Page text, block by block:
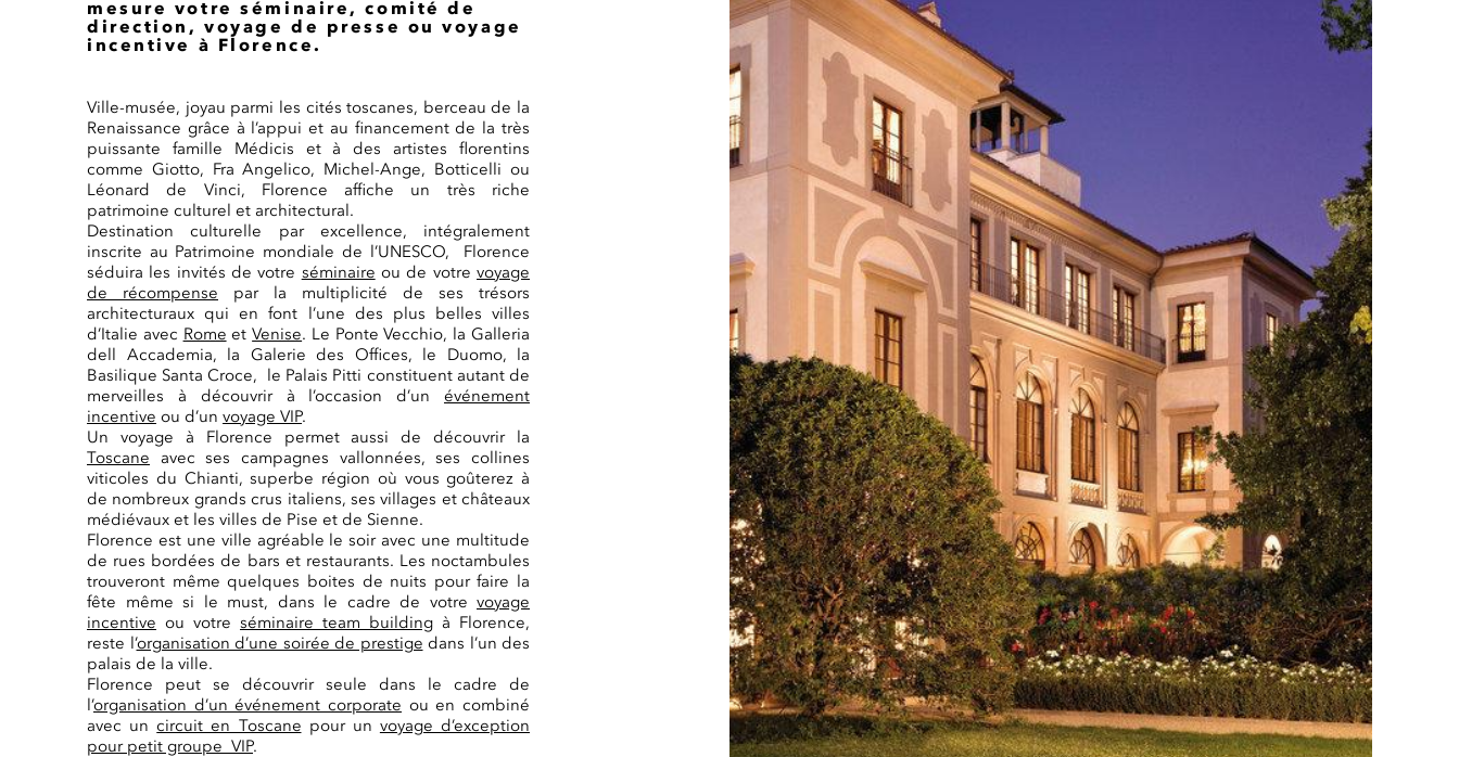
mesure votre séminaire, comité de
direction, voyage de presse ou voyage
incentive à Florence.
Ville-musée, joyau parmi les cités toscanes, berceau de la
Renaissance grâce à l’appui et au financement de la très
puissante famille Médicis et à des artistes florentins
comme Giotto, Fra Angelico, Michel-Ange, Botticelli ou
Léonard de Vinci, Florence affiche un très riche
patrimoine culturel et architectural.
Destination culturelle par excellence, intégralement
inscrite au Patrimoine mondiale de l’UNESCO, Florence
séduira les invités de votre séminaire ou de votrevoyage
de récompense par la multiplicité de ses trésors
architecturaux qui en font l’une des plus belles villes
d’Italie avec Rome etVenise. Le Ponte Vecchio, la Galleria
dell Accademia, la Galerie des Offices, le Duomo, la
Basilique Santa Croce, le Palais Pitti constituent autant de
merveilles à découvrir à l’occasion d’un événement
incentive ou d’un voyage VIP.
Un voyage à Florence permet aussi de découvrir la
Toscane avec ses campagnes vallonnées, ses collines
viticoles du Chianti, superbe région où vous goûterez à
de nombreux grands crus italiens, ses villages et châteaux
médiévaux et les villes de Pise et de Sienne.
Florence est une ville agréable le soir avec une multitude
de rues bordées de bars et restaurants. Les noctambules
trouveront même quelques boites de nuits pour faire la
fête même si le must, dans le cadre de votre voyage
incentive ou votre séminaire team building à Florence,
reste l’organisation d’une soirée de prestige dans l’un des
palais de la ville.
Florence peut se découvrir seule dans le cadre de
l’organisation d’un événement corporate ou en combiné
avec uncircuit en Toscane pour un voyage d’exception
pour petit groupe VIP.